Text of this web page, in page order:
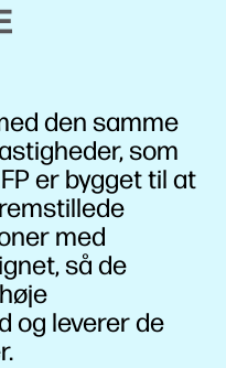
den samme
som
er bygget til at
med
så de
og leverer de